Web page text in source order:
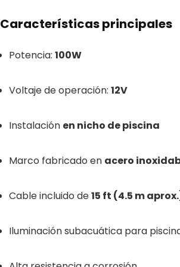
Características principales
Potencia: 100W
Voltaje de operación: 12V
Instalación en nicho de piscina
Marco fabricado en acero
Cable incluido de15 ft (4.5 m
Iluminación subacuática para